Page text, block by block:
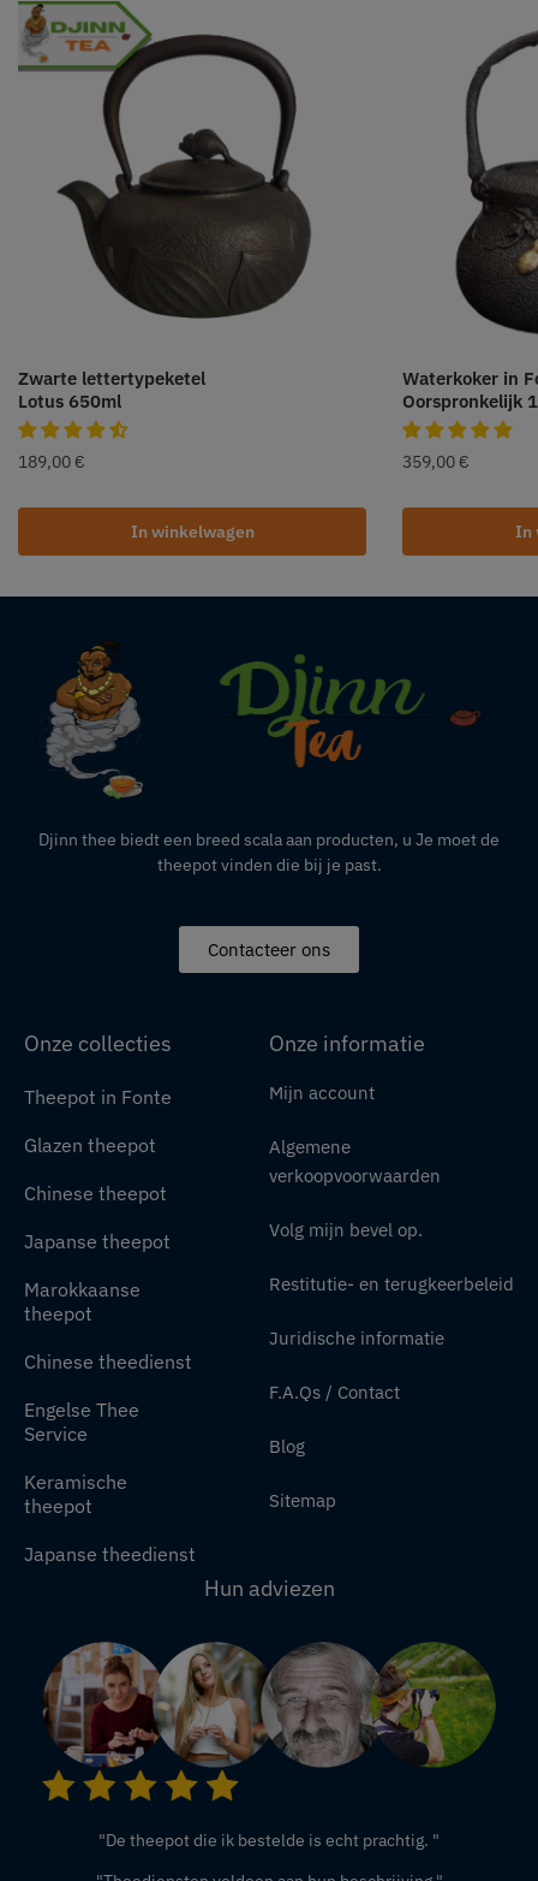
Zwarte lettertypeketel
Lotus 650ml
189,00 €
In winkelwagen
Waterkoker in
Oorspronkelijk
359,00 €
In
Djinn thee biedt een breed scala aan producten, u Je moet de
theepot vinden die bij je past.
Contacteer ons
Onze collecties
Theepot in Fonte
Glazen theepot
Chinese theepot
Japanse theepot
Marokkaanse
theepot
Chinese theedienst
Engelse Thee
Service
Keramische
theepot
Japanse theedienst
Onze informatie
Mijn account
Algemene
verkoopvoorwaarden
Volg mijn bevel op.
Restitutie- en terugkeerbeleid
Juridische informatie
F.A.Qs / Contact
Blog
Sitemap
Hun adviezen
"De theepot die ik bestelde is echt prachtig. "